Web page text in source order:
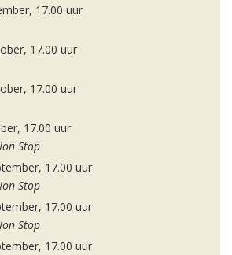
17.00 uur
17.00 uur
17.00 uur
17.00 uur
Stop
17.00 uur
Stop
17.00 uur
Stop
17.00 uur